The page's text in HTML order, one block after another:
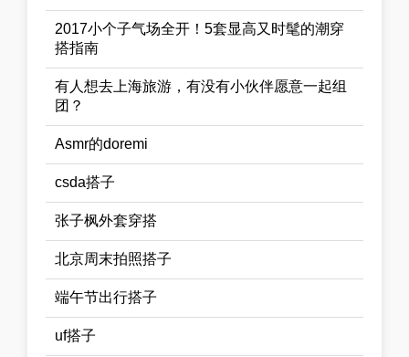
2017小个子气场全开！5套显高又时髦的潮穿
搭指南
有人想去上海旅游，有没有小伙伴愿意一起组
团？
Asmr的doremi
csda搭子
张子枫外套穿搭
北京周末拍照搭子
端午节出行搭子
uf搭子